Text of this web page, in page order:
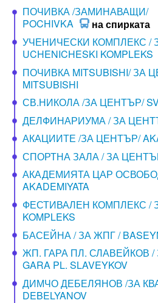
ПОЧИВКА /ЗАМИНАВАЩИ/
POCHIVKA
на спирката
УЧЕНИЧЕСКИ КОМПЛЕКС /
UCHENICHESKI KOMPLEKS
ПОЧИВКА MITSUBISHI/ ЗА
MITSUBISHI
СВ.НИКОЛА /ЗА ЦЕНТЪР/
ДЕЛФИНАРИУМА / ЗА
АКАЦИИТЕ /ЗА ЦЕНТЪР/
СПОРТНА ЗАЛА / ЗА ЦЕНТЪР
АКАДЕМИЯТА ЦАР
AKADEMIYATA
ФЕСТИВАЛЕН КОМПЛЕКС /
KOMPLEKS
БАСЕЙНА / ЗА ЖПГ /
ЖП. ГАРА ПЛ. СЛАВЕЙКОВ /
GARA PL. SLAVEYKOV
ДИМЧО ДЕБЕЛЯНОВ /ЗА
DEBELYANOV